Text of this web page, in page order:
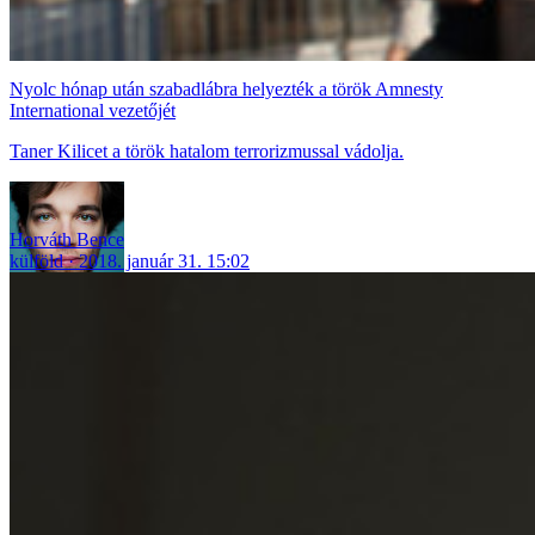
Nyolc hónap után szabadlábra helyezték a török Amnesty
International vezetőjét
Taner Kilicet a török hatalom terrorizmussal vádolja.
Horváth Bence
külföld
2018. január 31. 15:02